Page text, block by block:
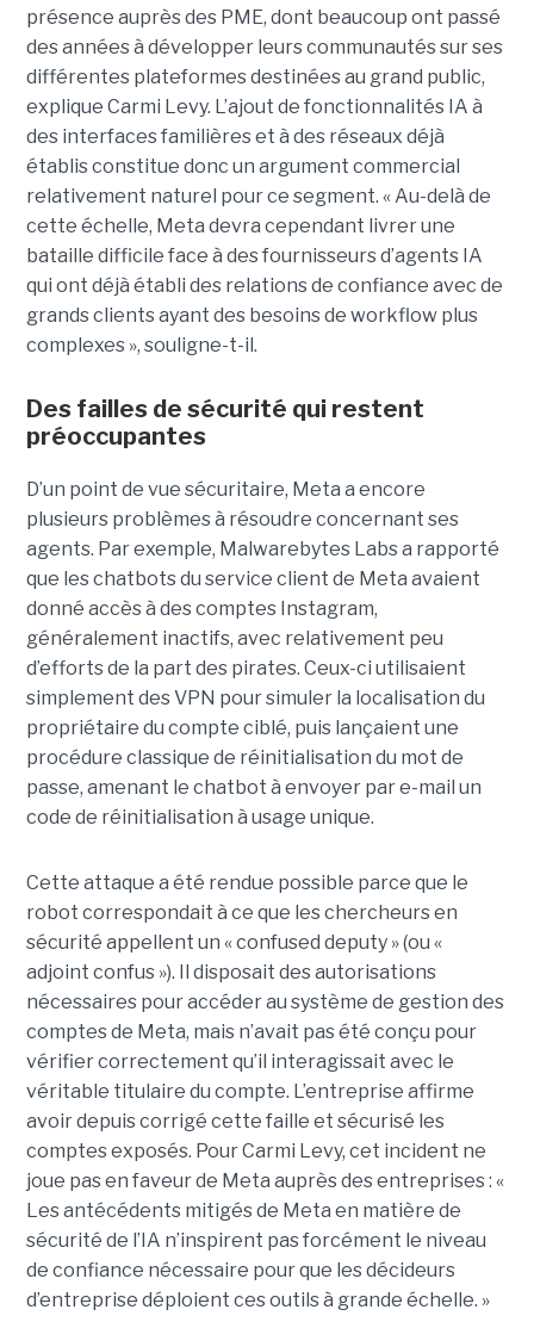
présence auprès des PME, dont beaucoup ont passé
des années à développer leurs communautés sur ses
différentes plateformes destinées au grand public,
explique Carmi Levy. L’ajout de fonctionnalités IA à
des interfaces familières et à des réseaux déjà
établis constitue donc un argument commercial
relativement naturel pour ce segment. « Au-delà de
cette échelle, Meta devra cependant livrer une
bataille difficile face à des fournisseurs d’agents IA
qui ont déjà établi des relations de confiance avec de
grands clients ayant des besoins de workflow plus
complexes », souligne-t-il.
Des failles de sécurité qui restent
préoccupantes
D’un point de vue sécuritaire, Meta a encore
plusieurs problèmes à résoudre concernant ses
agents. Par exemple, Malwarebytes Labs a rapporté
que les chatbots du service client de Meta avaient
donné accès à des comptes Instagram,
généralement inactifs, avec relativement peu
d’efforts de la part des pirates. Ceux-ci utilisaient
simplement des VPN pour simuler la localisation du
propriétaire du compte ciblé, puis lançaient une
procédure classique de réinitialisation du mot de
passe, amenant le chatbot à envoyer par e-mail un
code de réinitialisation à usage unique.
Cette attaque a été rendue possible parce que le
robot correspondait à ce que les chercheurs en
sécurité appellent un « confused deputy » (ou «
adjoint confus »). Il disposait des autorisations
nécessaires pour accéder au système de gestion des
comptes de Meta, mais n’avait pas été conçu pour
vérifier correctement qu’il interagissait avec le
véritable titulaire du compte. L’entreprise affirme
avoir depuis corrigé cette faille et sécurisé les
comptes exposés. Pour Carmi Levy, cet incident ne
joue pas en faveur de Meta auprès des entreprises : «
Les antécédents mitigés de Meta en matière de
sécurité de l’IA n’inspirent pas forcément le niveau
de confiance nécessaire pour que les décideurs
d’entreprise déploient ces outils à grande échelle. »